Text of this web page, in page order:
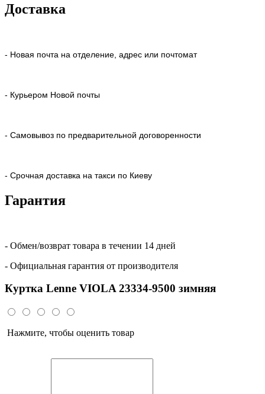
Доставка
- Новая почта на отделение, адрес или почтомат
- Курьером Новой почты
- Самовывоз по предварительной договоренности
- Срочная доставка на такси по Киеву
Гарантия
- Обмен/возврат товара в течении 14 дней
- Официальная гарантия от производителя
Куртка Lenne VIOLA 23334-9500 зимняя
Нажмите, чтобы оценить товар